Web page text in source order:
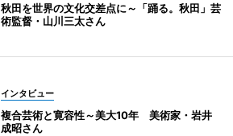
秋田を世界の文化交差点に～「踊る。秋田」芸
術監督・山川三太さん
インタビュー
複合芸術と寛容性～美大10年 美術家・岩井
成昭さん